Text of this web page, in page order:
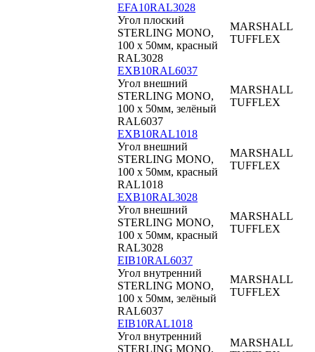
EFA10RAL3028
Угол плоский
STERLING MONO,
100 x 50мм, красный
RAL3028
MARSHALL
TUFFLEX
EXB10RAL6037
Угол внешний
STERLING MONO,
100 x 50мм, зелёный
RAL6037
MARSHALL
TUFFLEX
EXB10RAL1018
Угол внешний
STERLING MONO,
100 x 50мм, красный
RAL1018
MARSHALL
TUFFLEX
EXB10RAL3028
Угол внешний
STERLING MONO,
100 x 50мм, красный
RAL3028
MARSHALL
TUFFLEX
EIB10RAL6037
Угол внутренний
STERLING MONO,
100 x 50мм, зелёный
RAL6037
MARSHALL
TUFFLEX
EIB10RAL1018
Угол внутренний
STERLING MONO,
MARSHALL